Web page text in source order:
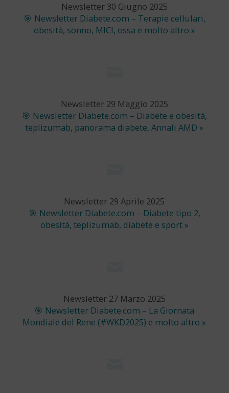
Newsletter 30 Giugno 2025
🎯 Newsletter Diabete.com – Terapie cellulari,
obesità, sonno, MICI, ossa e molto altro »
Newsletter 29 Maggio 2025
🎯 Newsletter Diabete.com – Diabete e obesità,
teplizumab, panorama diabete, Annali AMD »
Newsletter 29 Aprile 2025
🎯 Newsletter Diabete.com – Diabete tipo 2,
obesità, teplizumab, diabete e sport »
Newsletter 27 Marzo 2025
🎯 Newsletter Diabete.com – La Giornata
Mondiale del Rene (#WKD2025) e molto altro »